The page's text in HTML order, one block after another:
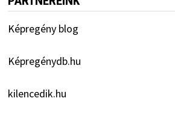
Képregény blog
Képregénydb.hu
kilencedik.hu